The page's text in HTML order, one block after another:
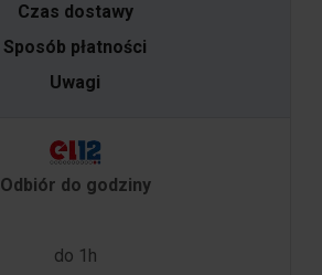
Czas dostawy
Sposób płatności
Uwagi
Odbiór do godziny
do 1h